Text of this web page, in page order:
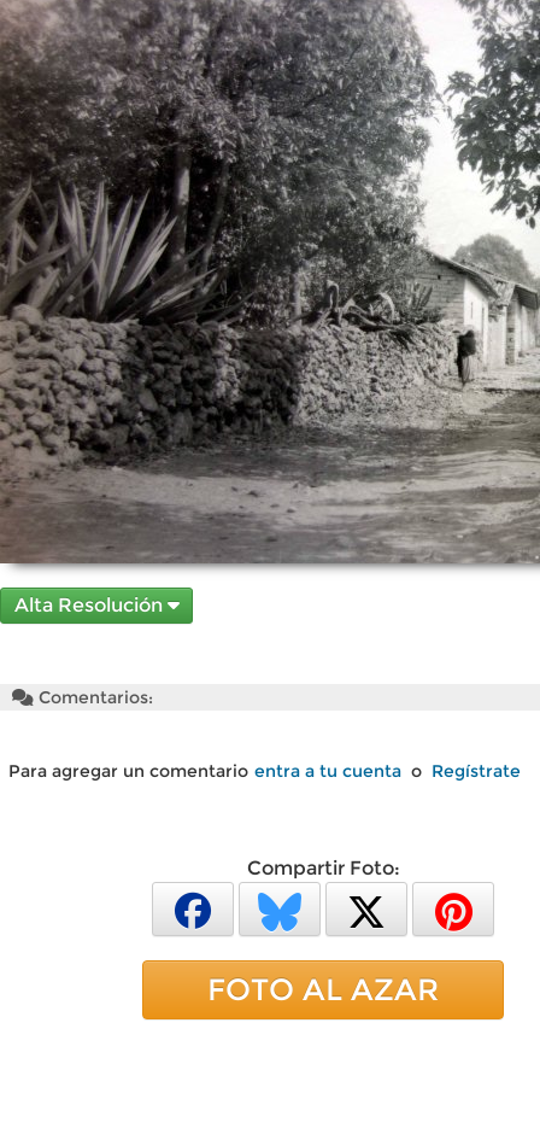
Alta Resolución
Comentarios:
Para agregar un comentario entra a tu cuenta o Regístrate
Compartir Foto:
FOTO AL AZAR